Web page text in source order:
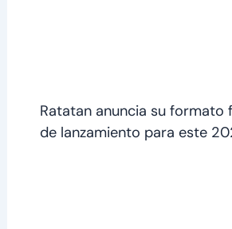
Ratatan anuncia su formato
de lanzamiento para este